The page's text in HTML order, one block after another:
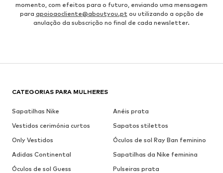
momento, com efeitos para o futuro, enviando uma mensagem
para apoioaocliente@aboutyou.pt ou utilizando a opção de
anulação da subscrição no final de cada newsletter.
CATEGORIAS PARA MULHERES
Sapatilhas Nike
Anéis prata
Vestidos cerimónia curtos
Sapatos stilettos
Only Vestidos
Óculos de sol Ray Ban feminino
Adidas Continental
Sapatilhas da Nike feminina
Óculos de sol Guess
Pulseiras prata